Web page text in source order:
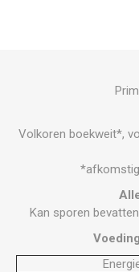
Volkoren boekweit*,
Kan sporen